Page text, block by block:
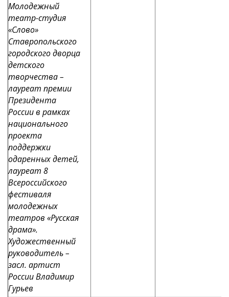
Молодежный
театр-студия
«Слово»
Ставропольского
городского дворца
детского
творчества –
лауреат премии
Президента
России в рамках
национального
проекта
поддержки
одаренных детей,
лауреат 8
Всероссийского
фестиваля
молодежных
театров «Русская
драма».
Художественный
руководитель –
засл. артист
России Владимир
Гурьев